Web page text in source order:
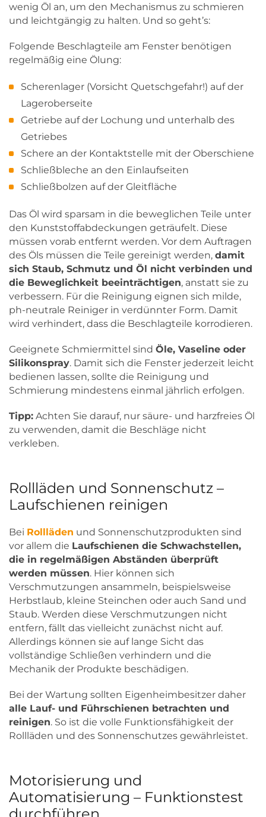
wenig Öl an, um den Mechanismus zu schmieren
und leichtgängig zu halten. Und so geht’s:
Folgende Beschlagteile am Fenster benötigen
regelmäßig eine Ölung:
Scherenlager (Vorsicht Quetschgefahr!) auf der
Lageroberseite
Getriebe auf der Lochung und unterhalb des
Getriebes
Schere an der Kontaktstelle mit der Oberschiene
Schließbleche an den Einlaufseiten
Schließbolzen auf der Gleitfläche
Das Öl wird sparsam in die beweglichen Teile unter
den Kunststoffabdeckungen geträufelt. Diese
müssen vorab entfernt werden. Vor dem Auftragen
des Öls müssen die Teile gereinigt werden, damit
sich Staub, Schmutz und Öl nicht verbinden und
die Beweglichkeit beeinträchtigen, anstatt sie zu
verbessern. Für die Reinigung eignen sich milde,
ph-neutrale Reiniger in verdünnter Form. Damit
wird verhindert, dass die Beschlagteile korrodieren.
Geeignete Schmiermittel sind Öle, Vaseline oder
Silikonspray. Damit sich die Fenster jederzeit leicht
bedienen lassen, sollte die Reinigung und
Schmierung mindestens einmal jährlich erfolgen.
Tipp: Achten Sie darauf, nur säure- und harzfreies Öl
zu verwenden, damit die Beschläge nicht
verkleben.
Rollläden und Sonnenschutz –
Laufschienen reinigen
Bei Rollläden und Sonnenschutzprodukten sind
vor allem die Laufschienen die Schwachstellen,
die in regelmäßigen Abständen überprüft
werden müssen. Hier können sich
Verschmutzungen ansammeln, beispielsweise
Herbstlaub, kleine Steinchen oder auch Sand und
Staub. Werden diese Verschmutzungen nicht
entfern, fällt das vielleicht zunächst nicht auf.
Allerdings können sie auf lange Sicht das
vollständige Schließen verhindern und die
Mechanik der Produkte beschädigen.
Bei der Wartung sollten Eigenheimbesitzer daher
alle Lauf- und Führschienen betrachten und
reinigen. So ist die volle Funktionsfähigkeit der
Rollläden und des Sonnenschutzes gewährleistet.
Motorisierung und
Automatisierung – Funktionstest